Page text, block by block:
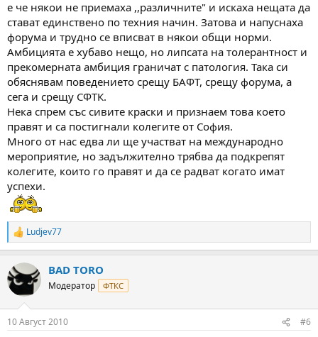
е че някои не приемаха ,,различните" и искаха нещата да
стават единствено по техния начин. Затова и напуснаха
форума и трудно се вписват в някои общи норми.
Амбицията е хубаво нещо, но липсата на толерантност и
прекомерната амбиция граничат с патология. Така си
обяснявам поведението срещу БАФТ, срещу форума, а
сега и срещу СФТК.
Нека спрем със сивите краски и признаем това което
правят и са постигнали колегите от София.
Много от нас едва ли ще участват на международно
мероприятие, но задължително трябва да подкрепят
колегите, които го правят и да се радват когато имат
успехи.
R
e
c
t
i
s
Ludjev77
BAD TORO
Модератор ФТКС
10 Август 2010 #6